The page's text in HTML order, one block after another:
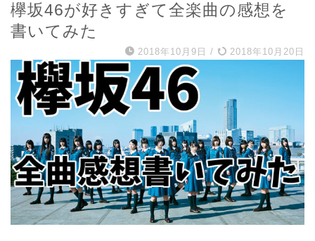
欅坂46が好きすぎて全楽曲の感想を
書いてみた
2018年10月9日 / 2018年10月20日